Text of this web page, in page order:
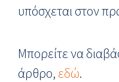
υπόσχεται στον
Μπορείτε να
άρθρο, εδώ.